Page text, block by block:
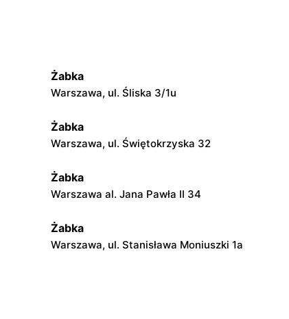
Żabka
Warszawa, ul. Śliska 3/1u
Żabka
Warszawa, ul. Świętokrzyska 32
Żabka
Warszawa al. Jana Pawła II 34
Żabka
Warszawa, ul. Stanisława Moniuszki 1a